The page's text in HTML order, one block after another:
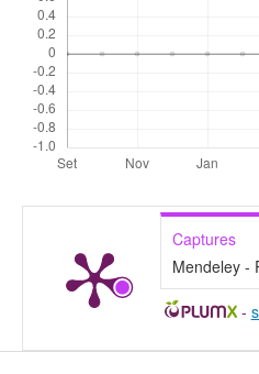
Captures
Mendeley -
-